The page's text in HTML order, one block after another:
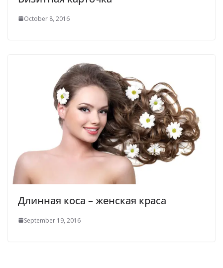
October 8, 2016
Длинная коса – женская краса
September 19, 2016